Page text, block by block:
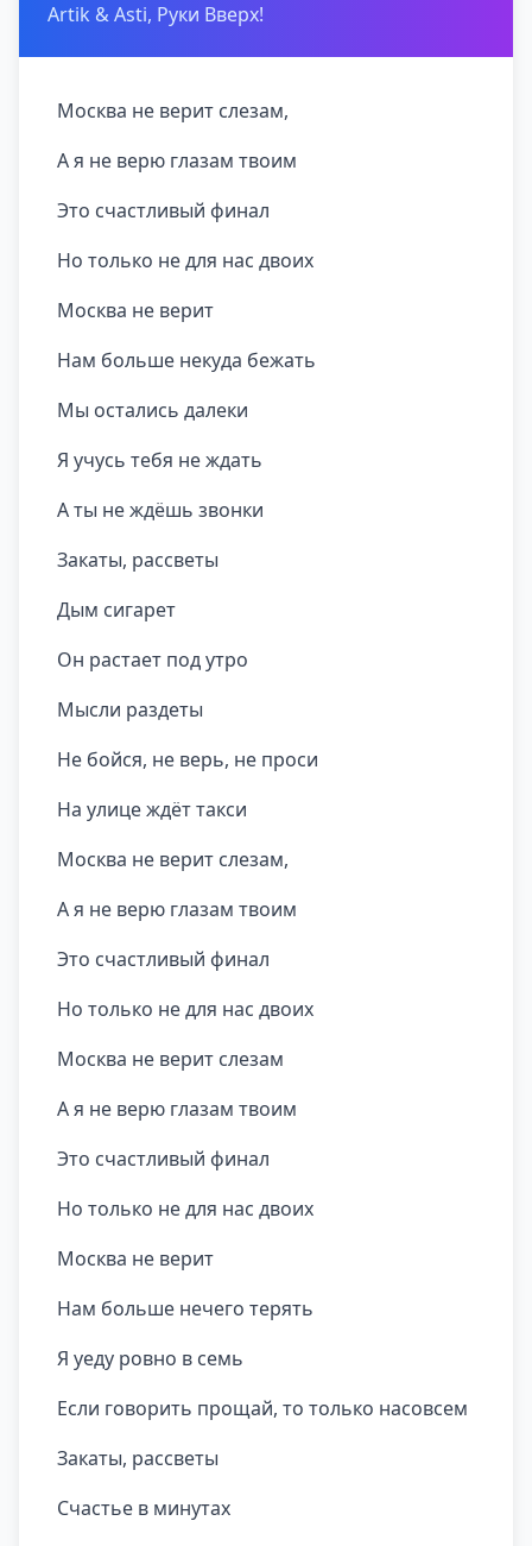
Artik & Asti, Руки Вверх!
Москва не верит слезам,
А я не верю глазам твоим
Это счастливый финал
Но только не для нас двоих
Москва не верит
Нам больше некуда бежать
Мы остались далеки
Я учусь тебя не ждать
А ты не ждёшь звонки
Закаты, рассветы
Дым сигарет
Он растает под утро
Мысли раздеты
Не бойся, не верь, не проси
На улице ждёт такси
Москва не верит слезам,
А я не верю глазам твоим
Это счастливый финал
Но только не для нас двоих
Москва не верит слезам
А я не верю глазам твоим
Это счастливый финал
Но только не для нас двоих
Москва не верит
Нам больше нечего терять
Я уеду ровно в семь
Если говорить прощай, то только насовсем
Закаты, рассветы
Счастье в минутах